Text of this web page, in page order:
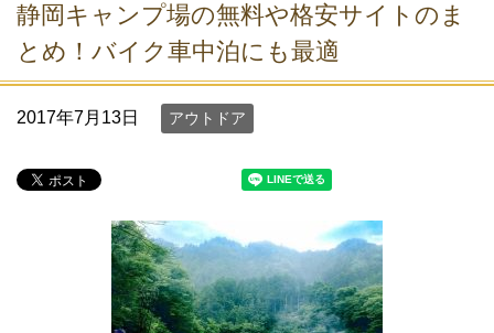
静岡キャンプ場の無料や格安サイトのま
とめ！バイク車中泊にも最適
2017年7月13日 アウトドア